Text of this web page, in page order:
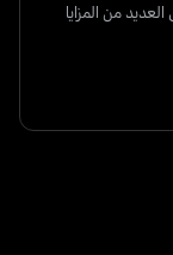
من المزايا